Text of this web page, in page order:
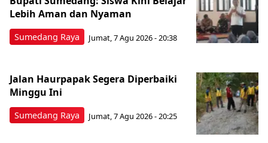
Sumedang Raya
Lebih Aman dan Nyaman
Jumat, 7 Agu 2026 - 20:38
Sumedang Raya
Jalan Haurpapak Segera Diperbaiki
Minggu Ini
Jumat, 7 Agu 2026 - 20:25